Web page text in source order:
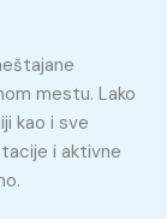
mestu. Lako
kao i sve
i aktivne